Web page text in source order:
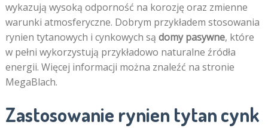
wykazują wysoką odporność na korozję oraz zmienne
warunki atmosferyczne. Dobrym przykładem stosowania
rynien tytanowych i cynkowych są domy pasywne, które
w pełni wykorzystują przykładowo naturalne źródła
energii. Więcej informacji można znaleźć na stronie
MegaBlach.
Zastosowanie rynien tytan cynk